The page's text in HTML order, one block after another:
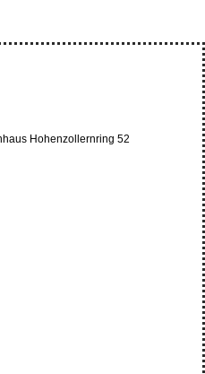
Hohenzollernring 52